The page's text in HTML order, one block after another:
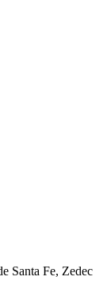
Santa Fe, Zedec